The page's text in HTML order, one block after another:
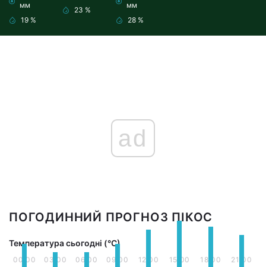
мм
19 %
23 %
мм
28 %
ad
ПОГОДИННИЙ ПРОГНОЗ ПІКОС
Температура сьогодні (°С)
00:00 03:00 06:00 09:00 12:00 15:00 18:00 21:00